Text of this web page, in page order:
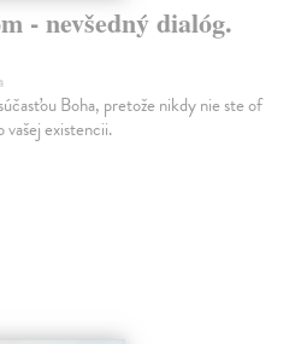
- nevšedný dialóg.
Boha, pretože nikdy nie ste of
vašej existencii.